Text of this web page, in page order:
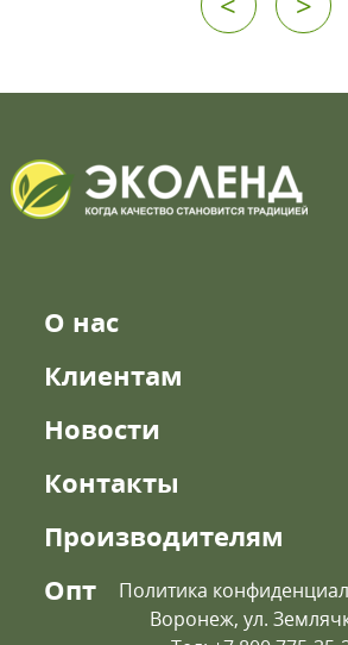
О нас
Клиентам
Новости
Контакты
Производителям
Опт
Политика
Воронеж, ул.